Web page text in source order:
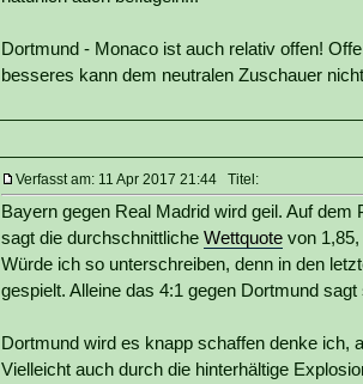
Dortmund - Monaco ist auch relativ offen!
besseres kann dem neutralen Zuschauer
Verfasst am: 11 Apr 2017 21:44 Titel:
Bayern gegen Real Madrid wird geil. Auf
sagt die durchschnittliche Wettquote von
Würde ich so unterschreiben, denn in den
gespielt. Alleine das 4:1 gegen Dortmund
Dortmund wird es knapp schaffen denke ich,
Vielleicht auch durch die hinterhältige